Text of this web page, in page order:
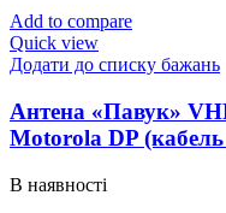
Add to compare
Quick view
Додати до списку бажань
Антена «Павук»
Motorola DP
В наявності